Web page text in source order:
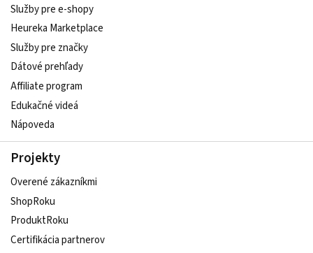
Služby pre e‑shopy
Heureka Marketplace
Služby pre značky
Dátové prehľady
Affiliate program
Edukačné videá
Nápoveda
Projekty
Overené zákazníkmi
ShopRoku
ProduktRoku
Certifikácia partnerov